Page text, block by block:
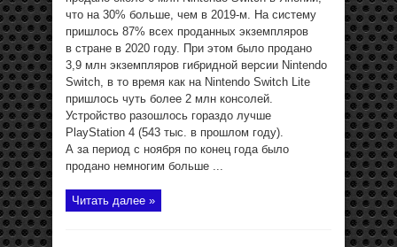
что на 30% больше, чем в 2019-м. На систему
пришлось 87% всех проданных экземпляров
в стране в 2020 году. При этом было продано
3,9 млн экземпляров гибридной версии Nintendo
Switch, в то время как на Nintendo Switch Lite
пришлось чуть более 2 млн консолей.
Устройство разошлось гораздо лучше
PlayStation 4 (543 тыс. в прошлом году).
А за период с ноября по конец года было
продано немногим больше ...
Читать далее »